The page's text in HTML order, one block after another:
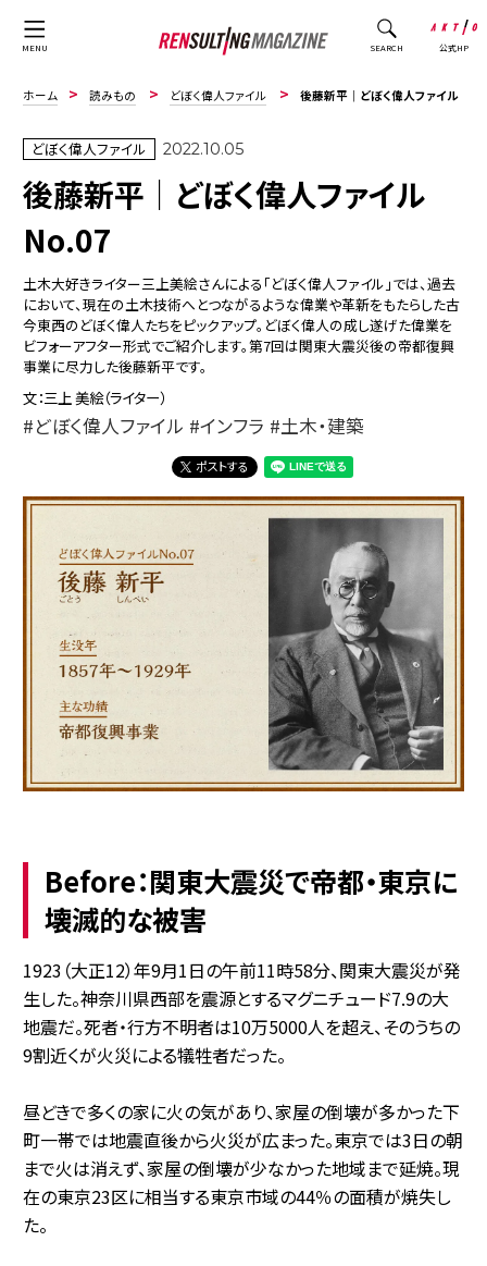
MENU SEARCH 公式HP
ホーム 読みもの どぼく偉人ファイル 後藤新平｜どぼく偉人ファイルNo.07
どぼく偉人ファイル 2022.10.05
後藤新平｜どぼく偉人ファイル
No.07
土木大好きライター三上美絵さんによる「どぼく偉人ファイル」では、過去
において、現在の土木技術へとつながるような偉業や革新をもたらした古
今東西のどぼく偉人たちをピックアップ。どぼく偉人の成し遂げた偉業を
ビフォーアフター形式でご紹介します。第7回は関東大震災後の帝都復興
事業に尽力した後藤新平です。
文：三上 美絵（ライター）
どぼく偉人ファイル インフラ 土木・建築
ポストする
Before：関東大震災で帝都・東京に
壊滅的な被害
1923（大正12）年9月1日の午前11時58分、関東大震災が発
生した。神奈川県西部を震源とするマグニチュード7.9の大
地震だ。死者・行方不明者は10万5000人を超え、そのうちの
9割近くが火災による犠牲者だった。
昼どきで多くの家に火の気があり、家屋の倒壊が多かった下
町一帯では地震直後から火災が広まった。東京では3日の朝
まで火は消えず、家屋の倒壊が少なかった地域まで延焼。現
在の東京23区に相当する東京市域の44％の面積が焼失し
た。